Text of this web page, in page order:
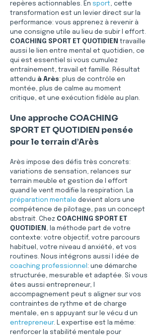
repères actionnables. En sport, cette
transformation est un levier direct sur la
performance: vous apprenez à revenir à
une consigne utile au lieu de subir l effort.
COACHING SPORT ET QUOTIDIEN travaille
aussi le lien entre mental et quotidien, ce
qui est essentiel si vous cumulez
entraînement, travail et famille. Résultat
attendu à Arès: plus de contrôle en
montée, plus de calme au moment
critique, et une exécution fidèle au plan.
Une approche COACHING
SPORT ET QUOTIDIEN pensée
pour le terrain d’Arès
Arès impose des défis très concrets:
variations de sensation, relances sur
terrain meuble et gestion de l effort
quand le vent modifie la respiration. La
préparation mentale devient alors une
compétence de pilotage, pas un concept
abstrait. Chez COACHING SPORT ET
QUOTIDIEN , la méthode part de votre
contexte: votre objectif, votre parcours
habituel, votre niveau d anxiété, et vos
routines. Nous intégrons aussi l idée de
coaching professionnel : une démarche
structurée, mesurable et adaptée. Si vous
êtes aussi entrepreneur, l
accompagnement peut s aligner sur vos
contraintes de rythme et de charge
mentale, en s appuyant sur le vécu d un
entrepreneur. L expertise est la même:
renforcer la stabilité mentale pour